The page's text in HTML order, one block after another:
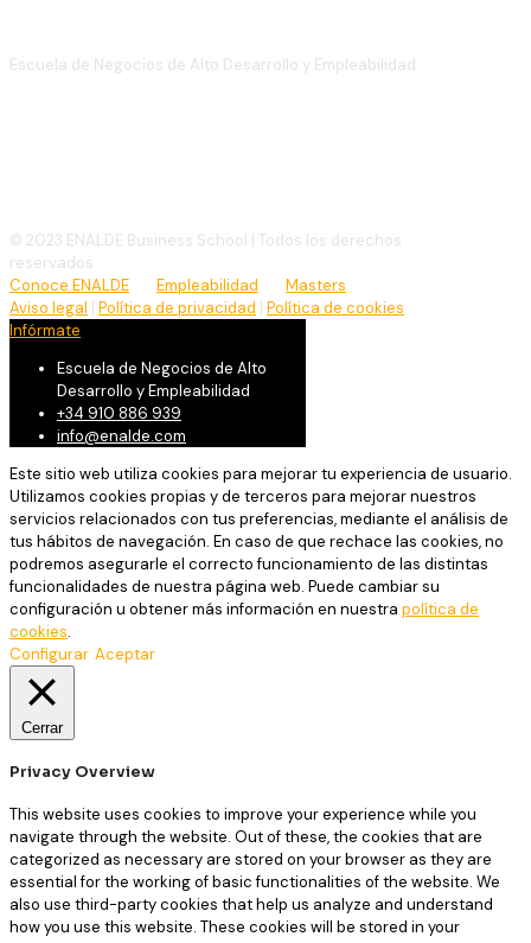
Escuela de Negocios de Alto Desarrollo y Empleabilidad
© 2023 ENALDE Business School | Todos los derechos
reservados
Conoce ENALDE
Empleabilidad
Masters
Aviso legal | Política de privacidad | Política de cookies
Infórmate
Escuela de Negocios de Alto
Desarrollo y Empleabilidad
+34 910 886 939
info@enalde.com
Este sitio web utiliza cookies para mejorar tu experiencia de usuario.
Utilizamos cookies propias y de terceros para mejorar nuestros
servicios relacionados con tus preferencias, mediante el análisis de
tus hábitos de navegación. En caso de que rechace las cookies, no
podremos asegurarle el correcto funcionamiento de las distintas
funcionalidades de nuestra página web. Puede cambiar su
configuración u obtener más información en nuestra política de
cookies.
Configurar Aceptar
Cerrar
Privacy Overview
This website uses cookies to improve your experience while you
navigate through the website. Out of these, the cookies that are
categorized as necessary are stored on your browser as they are
essential for the working of basic functionalities of the website. We
also use third-party cookies that help us analyze and understand
how you use this website. These cookies will be stored in your